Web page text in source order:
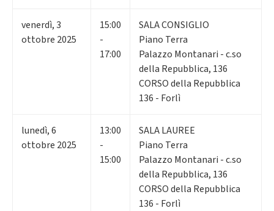
venerdì,3
ottobre 2025
15:00
-
17:00
SALA CONSIGLIO
Piano Terra
Palazzo Montanari - c.so
della Repubblica, 136
CORSO della Repubblica
136 - Forlì
lunedì,6
ottobre 2025
13:00
-
15:00
SALA LAUREE
Piano Terra
Palazzo Montanari - c.so
della Repubblica, 136
CORSO della Repubblica
136 - Forlì